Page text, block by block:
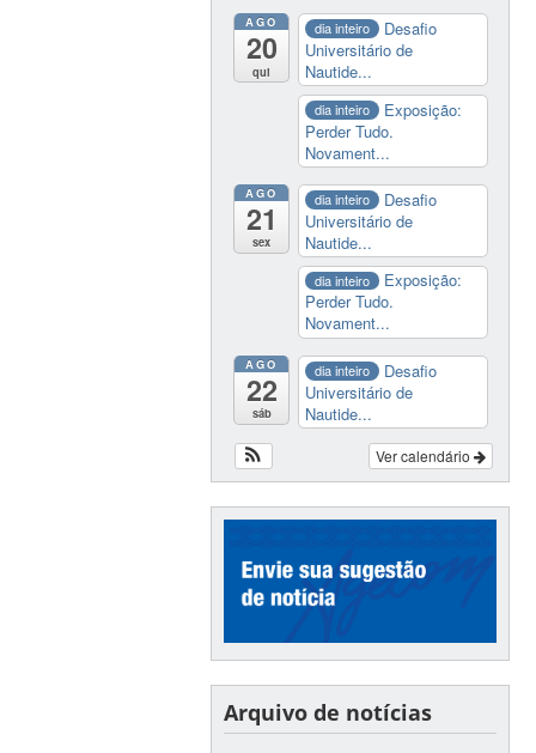
AGO
20
qui
dia inteiro
Desafio
Universitário de
Nautide...
dia inteiro
Exposição:
Perder Tudo.
Novament...
AGO
21
sex
dia inteiro
Desafio
Universitário de
Nautide...
dia inteiro
Exposição:
Perder Tudo.
Novament...
AGO
22
sáb
dia inteiro
Desafio
Universitário de
Nautide...
Ver calendário
Arquivo de notícias